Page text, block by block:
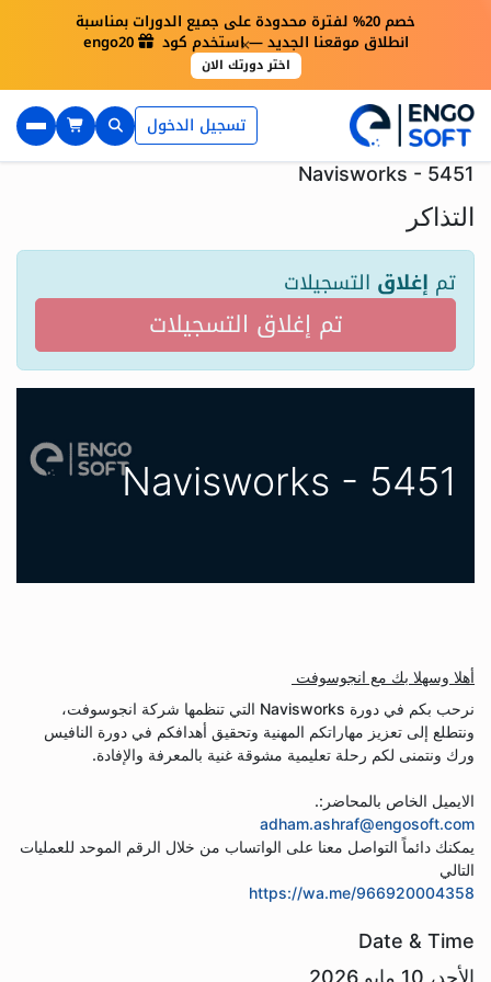
خصم 20% لفترة محدودة على جميع الدورات بمناسبة
انطلاق موقعنا الجديد — استخدم كود engo20
اختر دورتك الان
×
تسجيل الدخول
Navisworks - 5451
التذاكر
تم إغلاق التسجيلات
تم إغلاق التسجيلات
Navisworks - 5451
أهلا وسهلا بك مع انجوسوفت
نرحب بكم في دورة Navisworks التي تنظمها شركة انجوسوفت،
ونتطلع إلى تعزيز مهاراتكم المهنية وتحقيق أهدافكم في دورة النافيس
ورك ونتمنى لكم رحلة تعليمية مشوقة غنية بالمعرفة والإفادة.
الايميل الخاص بالمحاضر:.
adham.ashraf@engosoft.com
يمكنك دائماً التواصل معنا على الواتساب من خلال الرقم الموحد للعمليات
التالي
https://wa.me/966920004358
Date & Time
الأحد، 10 مايو 2026